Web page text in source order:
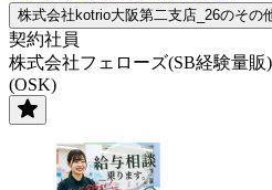
株式会社kotrio大阪第二支店_26のその
契約社員
株式会社フェローズ(SB経験量販
(OSK)